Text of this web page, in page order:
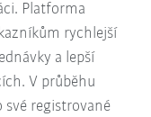
Platforma
rychlejší
a lepší
V průběhu
registrované